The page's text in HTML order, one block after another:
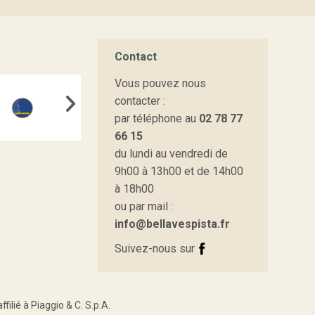
Contact
Vous pouvez nous
contacter :
par téléphone au 02 78 77
66 15
du lundi au vendredi de
9h00 à 13h00 et de 14h00
à 18h00
ou par mail :
info@bellavespista.fr
Suivez-nous sur
à Piaggio & C. S.p.A.